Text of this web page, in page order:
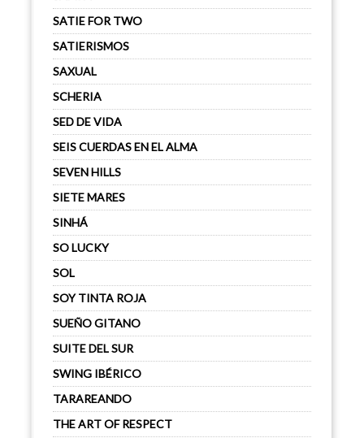
SATIE FOR TWO
SATIERISMOS
SAXUAL
SCHERIA
SED DE VIDA
SEIS CUERDAS EN EL ALMA
SEVEN HILLS
SIETE MARES
SINHÁ
SO LUCKY
SOL
SOY TINTA ROJA
SUEÑO GITANO
SUITE DEL SUR
SWING IBÉRICO
TARAREANDO
THE ART OF RESPECT